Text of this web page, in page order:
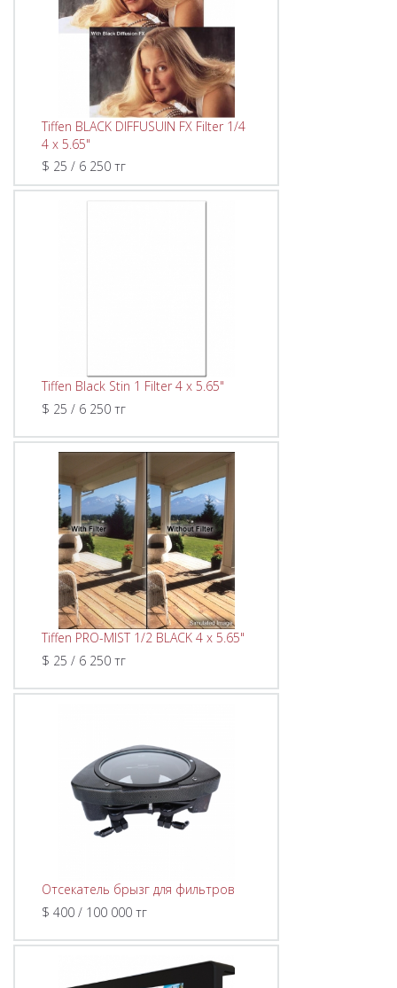
Tiffen BLACK DIFFUSUIN FX Filter 1/4
4 x 5.65"
$ 25 / 6 250 тг
Tiffen Black Stin 1 Filter 4 x 5.65"
$ 25 / 6 250 тг
Tiffen PRO-MIST 1/2 BLACK 4 x 5.65"
$ 25 / 6 250 тг
Отсекатель брызг для фильтров
$ 400 / 100 000 тг